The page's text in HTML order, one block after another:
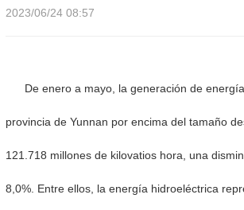
2023/06/24 08:57
De enero a mayo, la generación de
provincia de Yunnan por encima del tamaño
121.718 millones de kilovatios hora, una
8,0%. Entre ellos, la energía hidroeléctrica